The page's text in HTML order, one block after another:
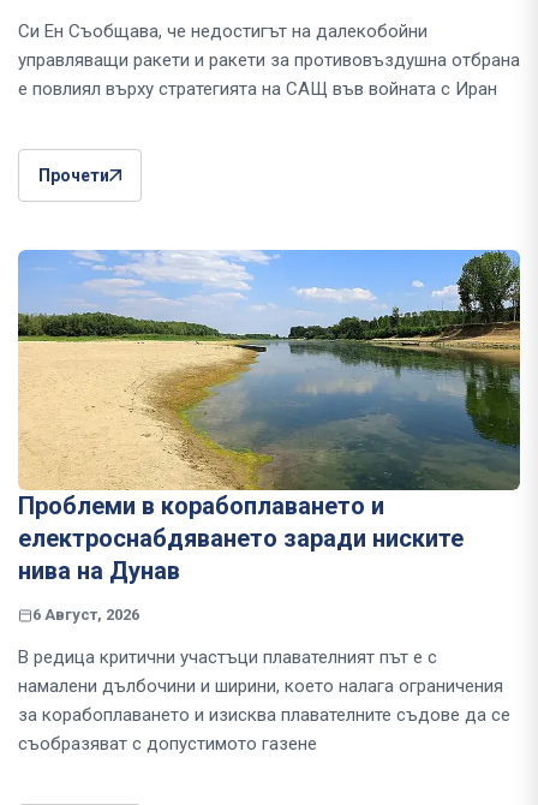
Си Ен Съобщава, че недостигът на далекобойни
управляващи ракети и ракети за противовъздушна отбрана
е повлиял върху стратегията на САЩ във войната с Иран
Прочети
Проблеми в корабоплаването и
електроснабдяването заради ниските
нива на Дунав
6 Август, 2026
В редица критични участъци плавателният път е с
намалени дълбочини и ширини, което налага ограничения
за корабоплаването и изисква плавателните съдове да се
съобразяват с допустимото газене